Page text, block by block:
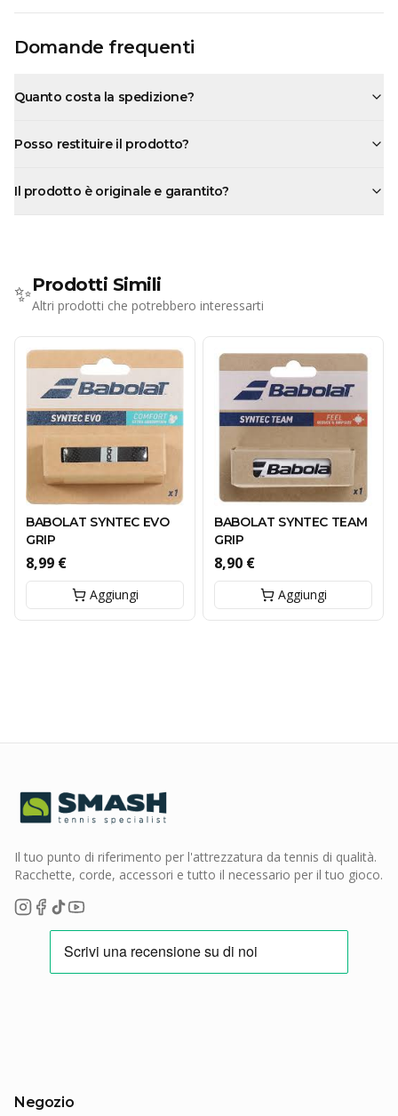
Domande frequenti
Quanto costa la spedizione?
Posso restituire il prodotto?
Il prodotto è originale e garantito?
✨Prodotti Simili
Altri prodotti che potrebbero interessarti
BABOLAT SYNTEC EVO
GRIP
8,99 €
Aggiungi
BABOLAT SYNTEC TEAM
GRIP
8,90 €
Aggiungi
Il tuo punto di riferimento per l'attrezzatura da tennis di qualità.
Racchette, corde, accessori e tutto il necessario per il tuo gioco.
Negozio